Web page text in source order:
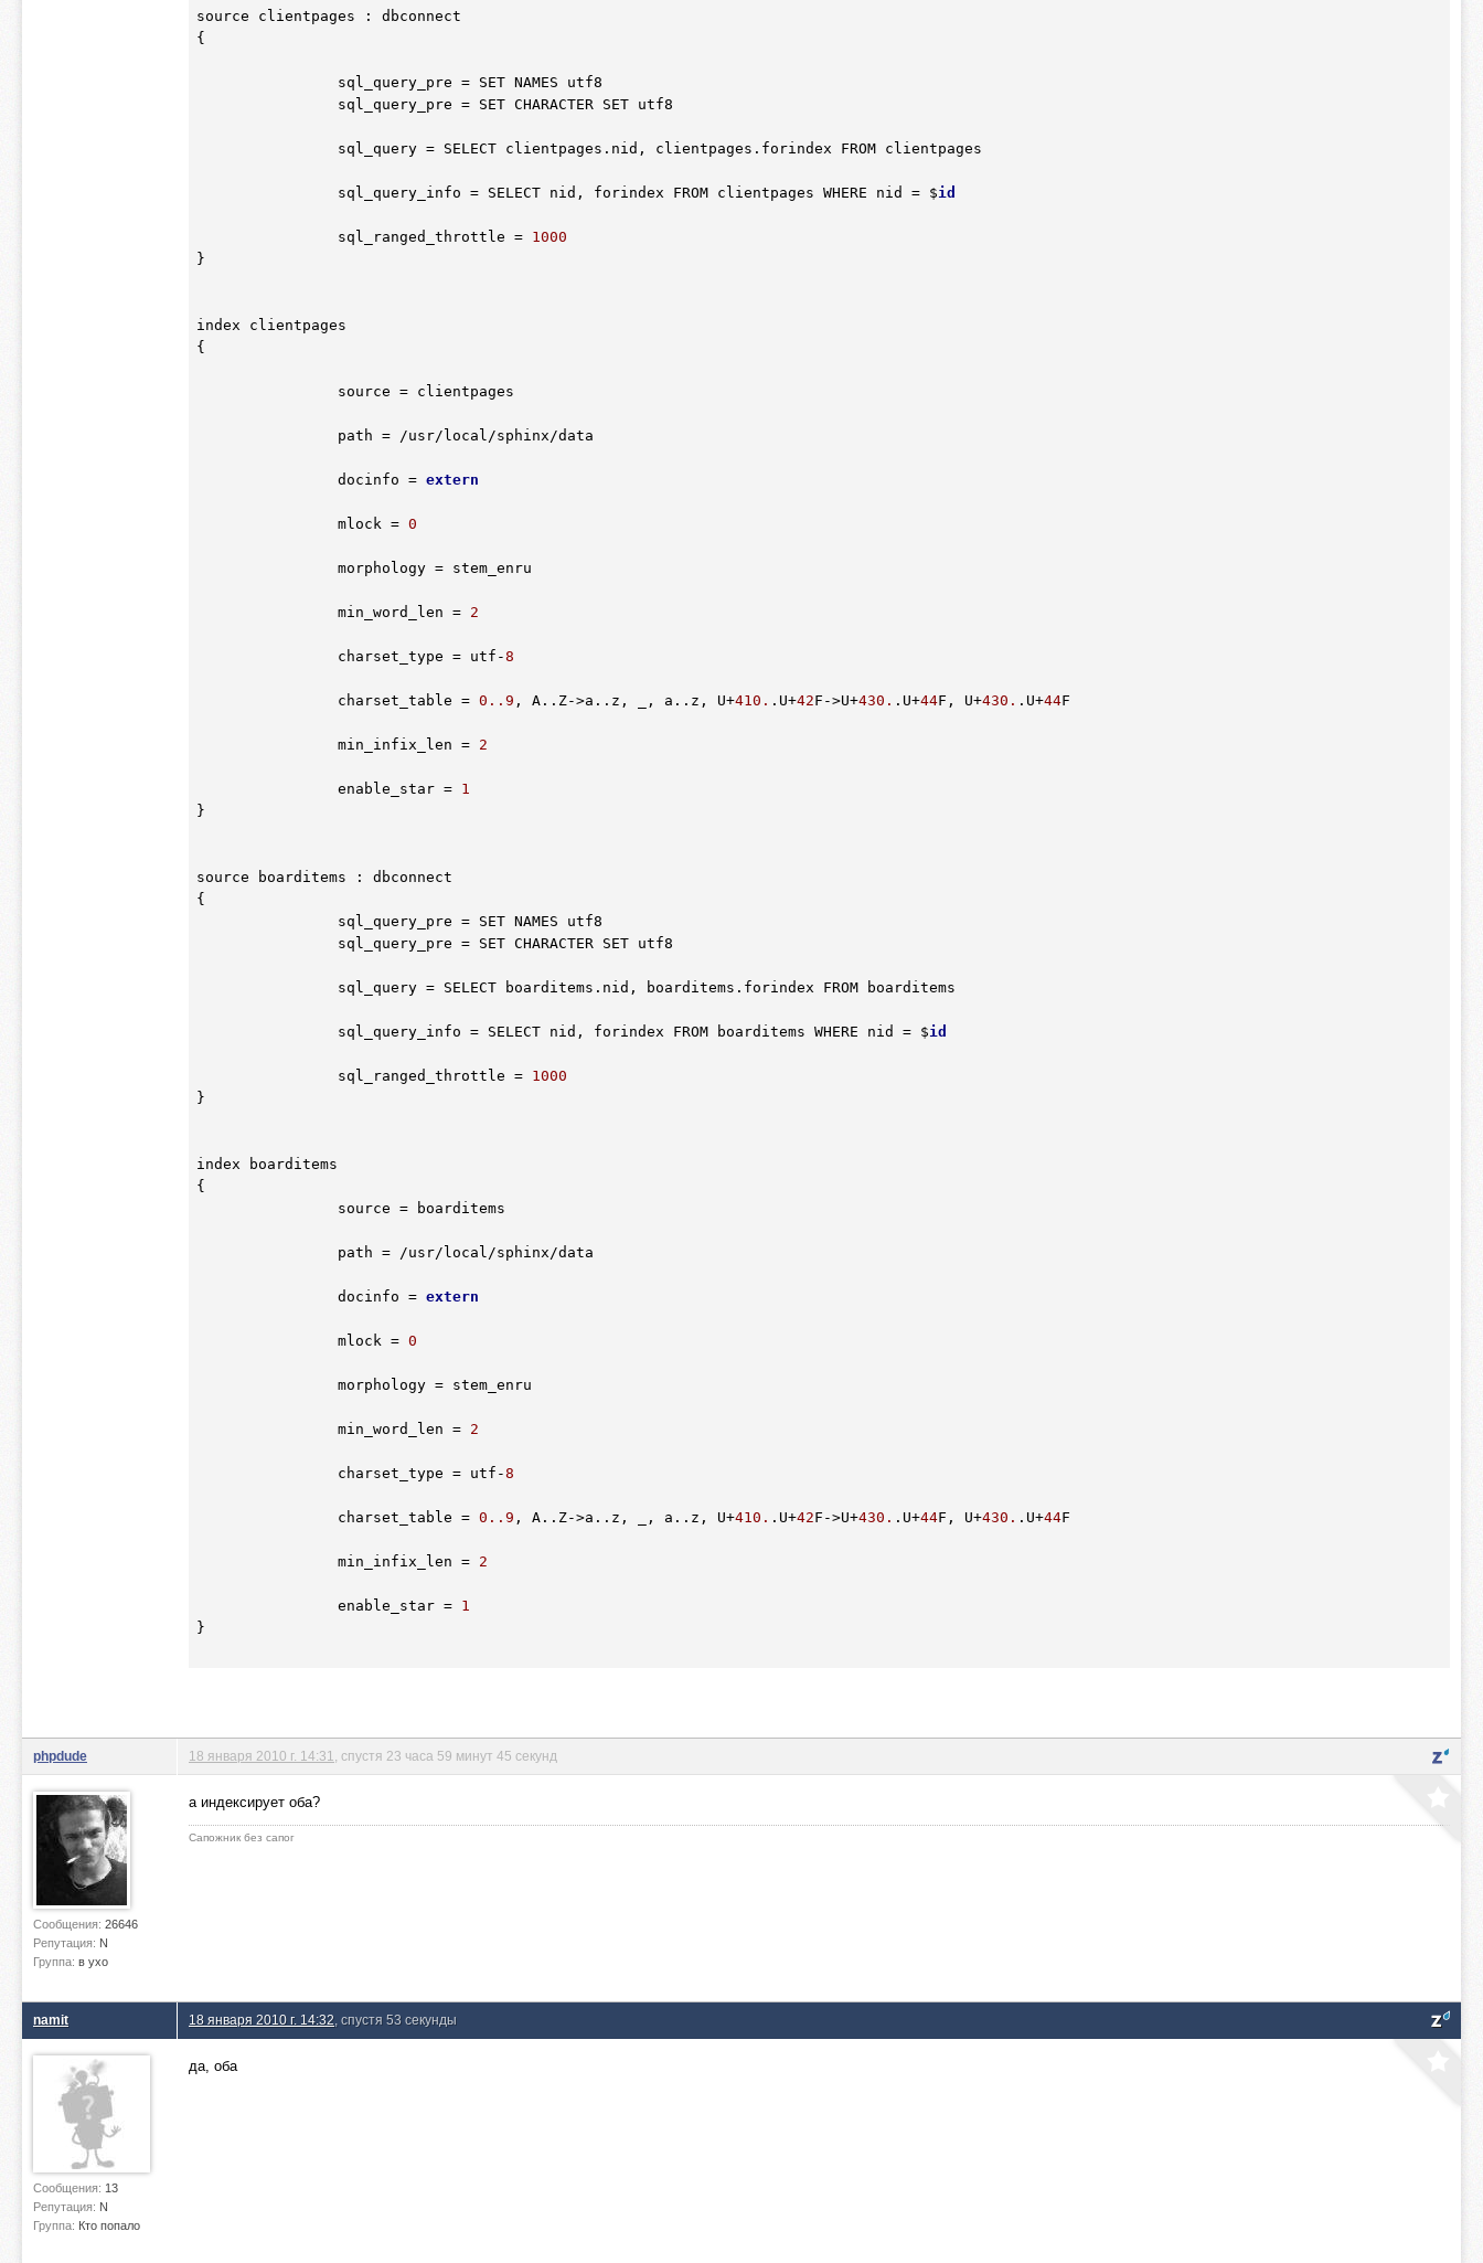
source clientpages : dbconnect
{
		sql_query = SELECT clientpages
.nid , clientpages .forindex FROM clientpages
		sql_query_info = SELECT nid, forindex FROM clientpages WHERE nid = $
id
		sql_ranged_throttle =
1000
}
index clientpages
{
		docinfo =
extern
		mlock =
0
		min_word_len =
2
		charset_type = utf-
8
		charset_table =
0. .9 , A. .Z->a. .z , _, a. .z , U+410. .U+42F->U+430. .U+44F, U+430. .U+44F
		min_infix_len =
2
		enable_star =
1
}
source boarditems : dbconnect
{
		sql_query = SELECT boarditems
.nid , boarditems .forindex FROM boarditems
		sql_query_info = SELECT nid, forindex FROM boarditems WHERE nid = $
id
		sql_ranged_throttle =
1000
}
index boarditems
{
		docinfo =
extern
		mlock =
0
		min_word_len =
2
		charset_type = utf-
8
		charset_table =
0. .9 , A. .Z->a. .z , _, a. .z , U+410. .U+42F->U+430. .U+44F, U+430. .U+44F
		min_infix_len =
2
		enable_star =
1
}
phpdude
Сообщения: 26646
Репутация: N
Группа: в ухо
18 января 2010 г. 14:31 , спустя 23 часа 59 минут 45 секунд
а индексирует оба?
Сапожник без сапог
namit
Сообщения: 13
Репутация: N
Группа: Кто попало
18 января 2010 г. 14:32 , спустя 53 секунды
да, оба